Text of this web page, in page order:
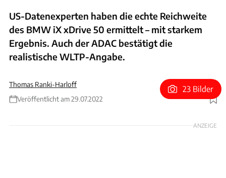
US-Datenexperten haben die echte Reichweite
des BMW iX xDrive 50 ermittelt – mit starkem
Ergebnis. Auch der ADAC bestätigt die
realistische WLTP-Angabe.
Thomas Ranki-Harloff
Veröffentlicht am 29.07.2022
Foto: Achim Hartmann
23 Bilder
ANZEIGE